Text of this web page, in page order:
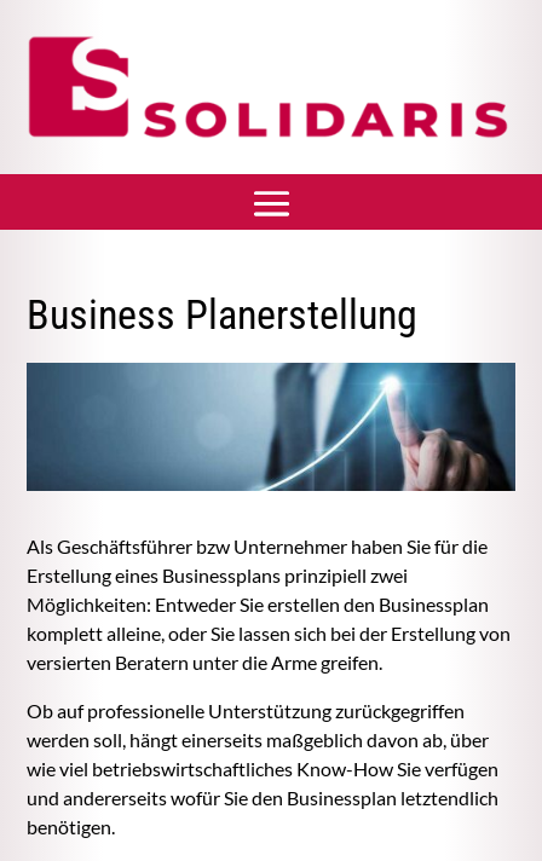
Business Planerstellung
Als Geschäftsführer bzw Unternehmer haben Sie für die
Erstellung eines Businessplans prinzipiell zwei
Möglichkeiten: Entweder Sie erstellen den Businessplan
komplett alleine, oder Sie lassen sich bei der Erstellung von
versierten Beratern unter die Arme greifen.
Ob auf professionelle Unterstützung zurückgegriffen
werden soll, hängt einerseits maßgeblich davon ab, über
wie viel betriebswirtschaftliches Know-How Sie verfügen
und andererseits wofür Sie den Businessplan letztendlich
benötigen.